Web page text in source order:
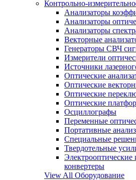
Контрольно-
Анализаторы
Анализаторы
Анализаторы
Векторные
Генераторы СВЧ
Измерители
Источники
Оптические
Оптические
Оптические
Оптические
Осциллографы
Переменные
Портативные
Специальные
Твердотельные
Электрооптические
конвертеры
View All Оборудование